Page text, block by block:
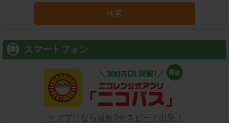
検索
スマートフォン
⇒ アプリなら最短3分スピード出発！